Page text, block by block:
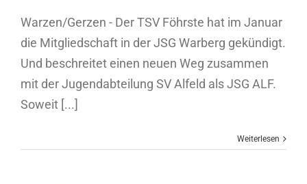
Warzen/Gerzen - Der TSV Föhrste hat im Januar
die Mitgliedschaft in der JSG Warberg gekündigt.
Und beschreitet einen neuen Weg zusammen
mit der Jugendabteilung SV Alfeld als JSG ALF.
Soweit [...]
Weiterlesen